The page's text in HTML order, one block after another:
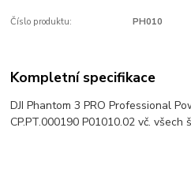
Číslo produktu: PH010
Kompletní specifikace
DJI Phantom 3 PRO Professional
CP.PT.000190 P01010.02vč. všech